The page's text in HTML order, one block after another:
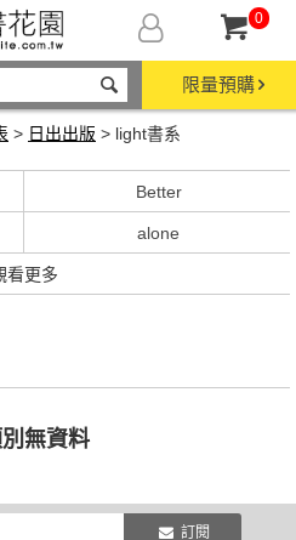
0
限量預購
> 日出出版 > light書系
Better
alone
看更多
無資料
訂閱